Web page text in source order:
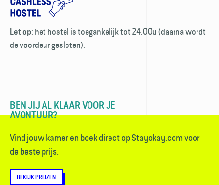
Let op: het hostel is toegankelijk tot 24.00u (daarna wordt
de voordeur gesloten).
BEN JIJ AL KLAAR VOOR JE
AVONTUUR?
Vind jouw kamer en boek direct op Stayokay.com voor
de beste prijs.
BEKIJK PRIJZEN